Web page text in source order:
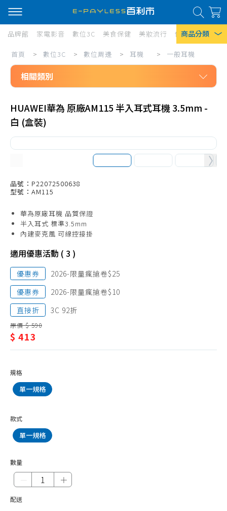
商品分類
熱門搜尋
風扇
除濕機
衛生紙
品牌館 家電影音 數位3C 美食保健 美妝流行 傢俱寢具 居
數
位
3C/
數
位
周
邊/
機/
般
耳
機
首頁 > 數位3C > 數位周邊 > 耳機 > 一般耳機
相關類別
數位周邊
耳機
一般耳機
藍芽耳機
真無線藍芽耳機
HUAWEI華為 原廠AM115 半入耳式耳機 3.5mm -
白 (盒裝)
品號：P22072500638
型號：AM115
華為原廠耳機 品質保證
半入耳式 標準3.5mm
內建麥克風 可線控接掛
適用優惠活動 ( 3 )
優惠券
2026-限量瘋搶卷$25
優惠券
2026-限量瘋搶卷$10
直接折
3C 92折
原價 $ 590
$ 413
規格
單一規格
款式
單一規格
數量
＋
配送